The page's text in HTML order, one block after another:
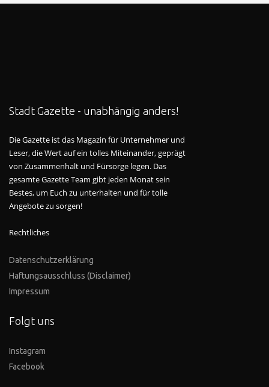
Stadt Gazette - unabhängig anders!
Die Gazette ist das Magazin für Unternehmer und
Leser, die Wert auf ein tolles Miteinander, geprägt
von Zusammenhalt und Fürsorge legen. Das
gesamte Gazette Team gibt jeden Monat sein
Bestes, um Euch zu unterhalten und für tolle
Angebote zu sorgen!
Rechtliches
Datenschutzerklärung
Haftungsausschluss (Disclaimer)
Impressum
Folgt uns
Instagram
Facebook